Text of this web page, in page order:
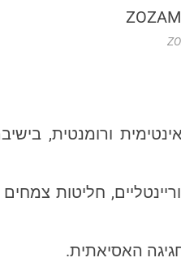
ורומנטית,
חליטות צמחים
האסיאתית.